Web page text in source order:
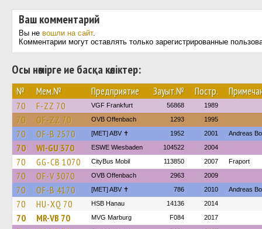
Ваш комментарий
Вы не вошли на сайт.
Комментарии могут оставлять только зарегистрированные
Осы нөмірге ие басқа көліктер:
№ Мем.№ Предприятие Зауыт.№ Постр.
70 F-ZZ 70 VGF Frankfurt 56868 1989
70 OF-ZZ 70 OVB Offenbach 1293 1995
70 OF-B 2570 [MET] ABV ✝ 1952 2001 Andreas
70 WI-GU 370 ESWE Wiesbaden 104522 2004
70 GG-CB 1070 CityBus Mobil 113850 2007 Fraport
70 OF-V 3070 OVB Offenbach 2963 2009
70 OF-B 4170 [MET] ABV ✝ 786 2010 Andreas
70 HU-XQ 70 HSB Hanau 14136 2014
70 MR-VB 70 MVG Marburg F084 2017